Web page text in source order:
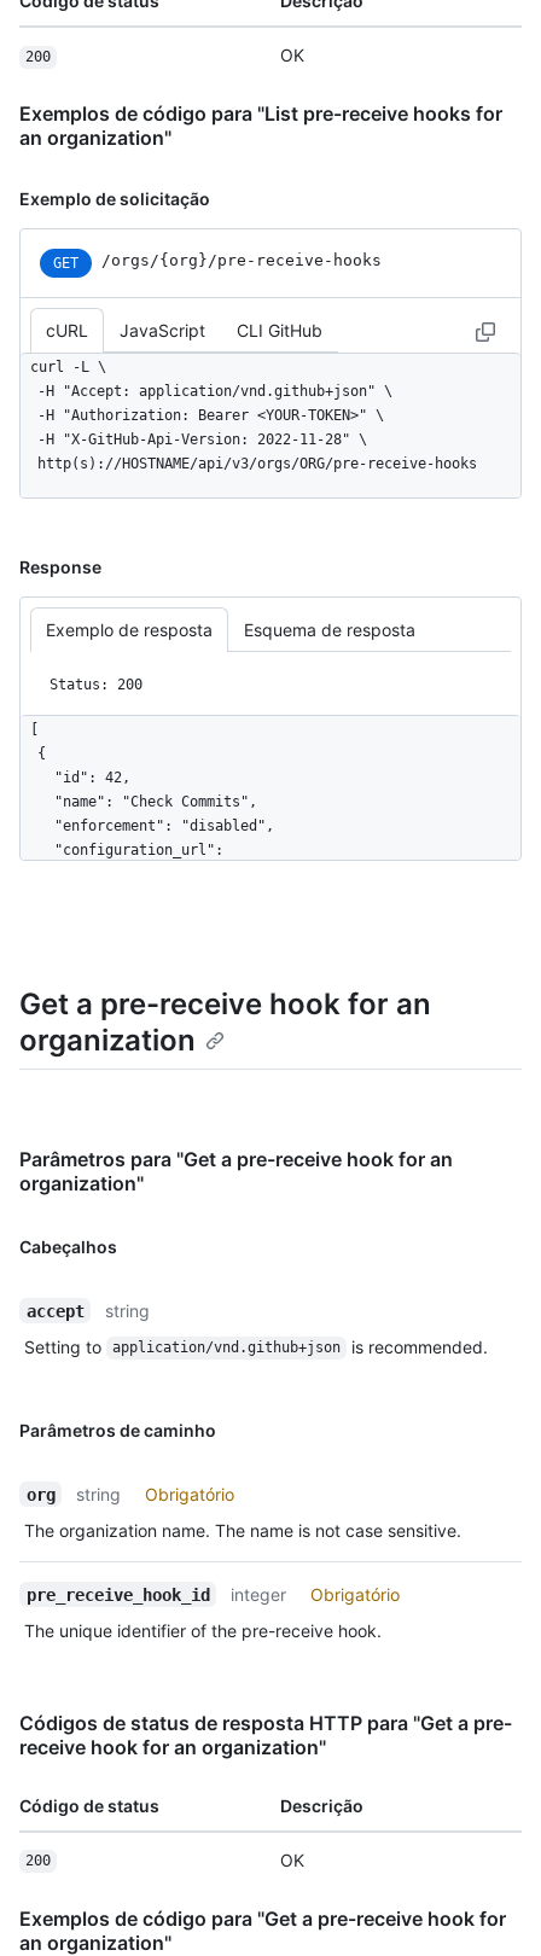
200 OK
Exemplos de código para "List pre-receive hooks for
an organization"
Exemplo de solicitação
GET /orgs/{org}/pre-receive-hooks
cURL JavaScript CLI GitHub
curl -L \
  http(s)://HOSTNAME/api/v3/orgs/ORG/pre-receive-hooks
Response
Exemplo de resposta Esquema de resposta
Status: 200
Get a pre-receive hook for an
organization
Parâmetros para "Get a pre-receive hook for an
organization"
Cabeçalhos
accept
string
Setting to
application/vnd.github+json is recommended.
Parâmetros de caminho
org string
Obrigatório
The organization name. The name is not case sensitive.
pre_receive_hook_id integer
Obrigatório
The unique identifier of the pre-receive hook.
Códigos de status de resposta HTTP para "Get a pre-
receive hook for an organization"
Código de status Descrição
200 OK
Exemplos de código para "Get a pre-receive hook for
an organization"